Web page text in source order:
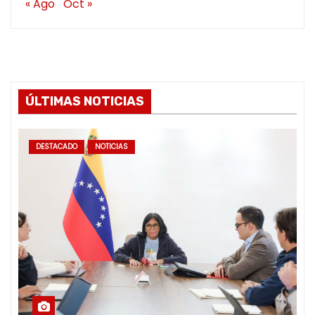
« Ago Oct »
ÚLTIMAS NOTICIAS
DESTACADO NOTICIAS